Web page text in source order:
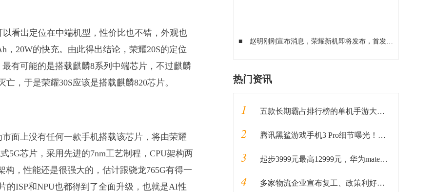
看出定位在中端机型，性价比也不错，外观也
，20W的快充。由此得出结论，荣耀20S的定位
有可能的是搭载麒麟8系列中端芯片，不过麒麟
，于是荣耀30S应该是搭载麒麟820芯片。
面上没有任何一款手机搭载该芯片，将由荣耀
5G芯片，采用先进的7nm工艺制程，CPU架构两
构，性能还是很强大的，估计跟骁龙765G有得一
的ISP和NPU也都得到了全面升级，也就是AI性
■ ​赵明刚刚宣布消息，荣耀新机即将发布，首发麒麟8205G
热门资讯
1 五款长期霸占排行榜的单机手游大作！附下载！
2 腾讯黑鲨游戏手机3 Pro细节曝光！黑鲨2无情砸场
3 起步3999元最高12999元，华为mate20系列最全价格奉上
4 多家物流企业宣布复工、政策利好推动复工、菜鸟供应链2万岗位